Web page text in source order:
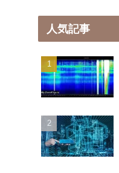
人気記事